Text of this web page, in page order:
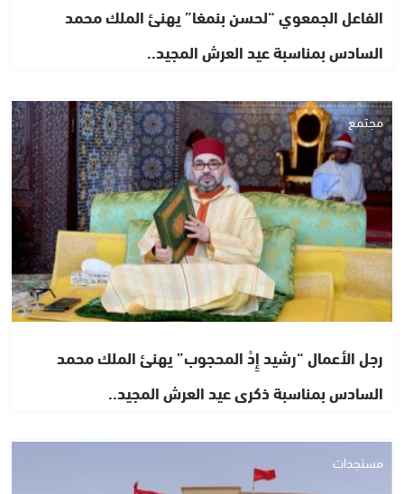
الفاعل الجمعوي “لحسن بنمغا” يهنئ الملك محمد
السادس بمناسبة عيد العرش المجيد..
مجتمع
رجل الأعمال “رشيد إِدْ المحجوب” يهنئ الملك محمد
السادس بمناسبة ذكرى عيد العرش المجيد..
مستجدات